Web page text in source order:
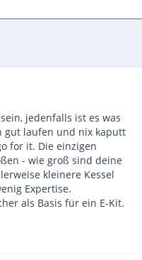
jedenfalls ist es was
gut laufen und nix kaputt
for it. Die einzigen
- wie groß sind deine
kleinere Kessel
Expertise.
als Basis für ein E-Kit.